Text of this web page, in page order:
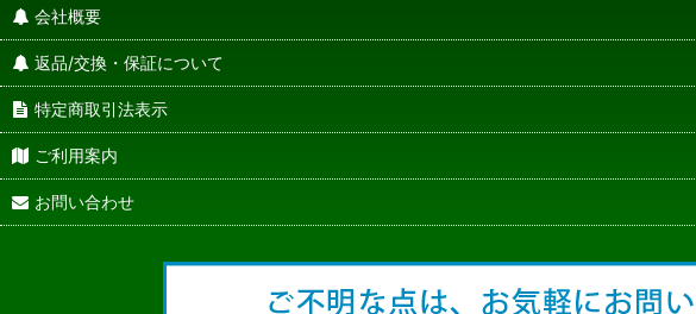
会社概要
返品/交換・保証について
特定商取引法表示
ご利用案内
お問い合わせ